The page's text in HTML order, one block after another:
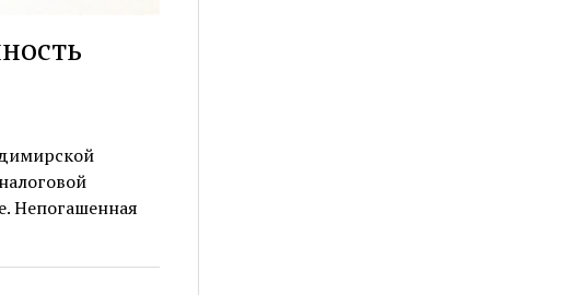
Непогашенная